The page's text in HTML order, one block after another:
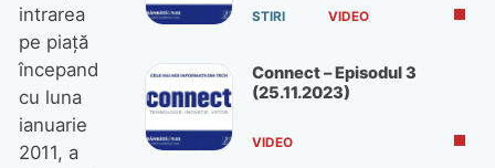
intrarea
pe piaţă
începand
cu luna
ianuarie
2011, a
STIRI VIDEO
Connect – Episodul 3
(25.11.2023)
VIDEO